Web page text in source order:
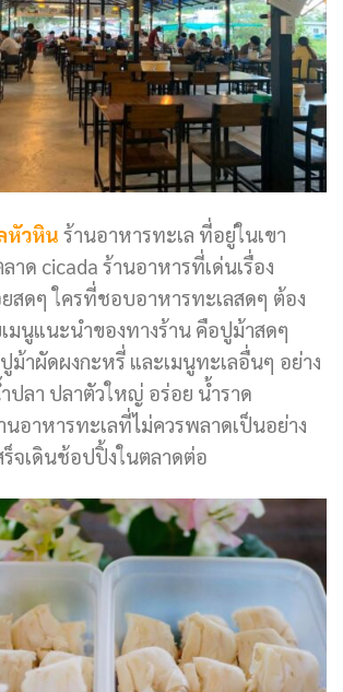
หัวหิน ร้านอาหารทะเล ที่อยู่ในเขา
าด cicada ร้านอาหารที่เด่นเรื่อง
สดๆ ใครที่ชอบอาหารทะเลสดๆ ต้อง
เมนูแนะนำของทางร้าน คือปูม้าสดๆ
ม้าผัดผงกะหรี่ และเมนูทะเลอื่นๆ อย่าง
ลา ปลาตัวใหญ่ อร่อย น้ำราด
นอาหารทะเลที่ไม่ควรพลาดเป็นอย่าง
ร็จเดินช้อปปิ้งในตลาดต่อ